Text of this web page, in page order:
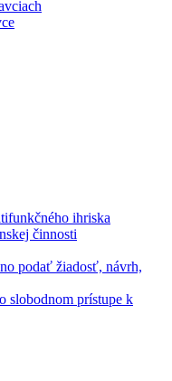
ihriska
činnosti
podať žiadosť, návrh,
slobodnom prístupe k